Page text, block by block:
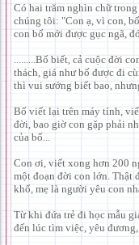
Có hai trăm nghìn chữ
chúng tôi: "Con ạ, vì con,
con bố mới được gục ngã,
.........Bố biết, cả cuộc đời
thách, giá như bố được đi
thì vui sướng biết bao,
Bố viết lại trên máy tính,
đời, bao giờ con gặp phải
của bố...
Con ơi, viết xong hơn 200
một đoạn đời con lớn. Thật
khổ, mẹ là người yêu con
Từ khi đứa trẻ đi học mẫu
đến lúc tìm việc, yêu